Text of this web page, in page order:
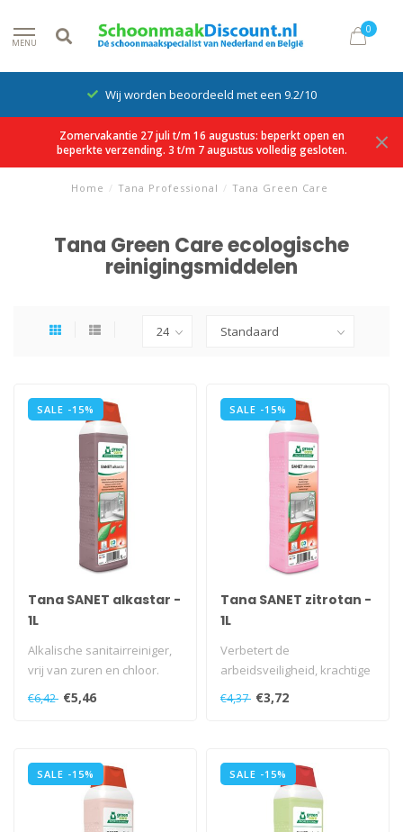
MENU
0
Wij worden beoordeeld met een 9.2/10
Zomervakantie 27 juli t/m 16 augustus: beperkt open en
beperkte verzending. 3 t/m 7 augustus volledig gesloten.
Home / Tana Professional / Tana Green Care
Tana Green Care ecologische
reinigingsmiddelen
SALE -15%
Tana SANET alkastar -
1L
Alkalische sanitairreiniger,
vrij van zuren en chloor.
€6,42 €5,46
SALE -15%
Tana SANET zitrotan -
1L
Verbetert de
arbeidsveiligheid, krachtige
reiniging bij lage
€4,37 €3,72
SALE -15% SALE -15%